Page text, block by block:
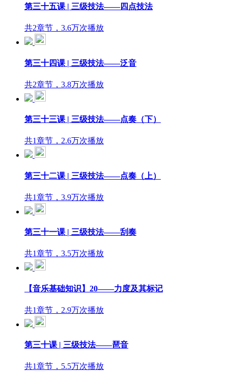
第三十五课 | 三级技法——四点技法
共2章节，3.6万次播放
第三十四课 | 三级技法——泛音
共2章节，3.8万次播放
第三十三课 | 三级技法——点奏（下）
共1章节，2.6万次播放
第三十二课 | 三级技法——点奏（上）
共1章节，3.9万次播放
第三十一课 | 三级技法——刮奏
共1章节，3.5万次播放
【音乐基础知识】20——力度及其标记
共1章节，2.9万次播放
第三十课 | 三级技法——琶音
共1章节，5.5万次播放